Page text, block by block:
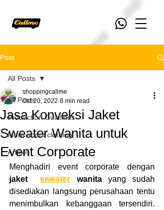
Post
All Posts
Production Guidlines
More about clothing
Artikel
All Posts
Jasa Konveksi Jaket
Sweater Wanita untuk
Event Corporate
shoppingcallme
Oct 20, 2022 6 min read
jaket sweater wanita yang sudah
disediakan langsung perusahaan tentu
menimbulkan kebanggaan tersendiri.